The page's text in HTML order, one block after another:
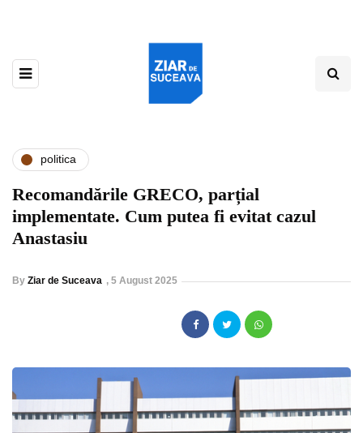
politica
Recomandările GRECO, parțial
implementate. Cum putea fi evitat cazul
Anastasiu
By Ziar de Suceava , 5 August 2025